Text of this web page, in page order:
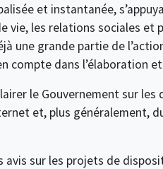
et instantanée,
les relations sociales et
une grande partie de
compte dans l’élaboration
le Gouvernement sur
et, plus généralement,
sur les projets de